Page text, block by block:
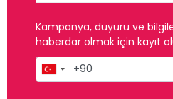
Kampanya, duyuru ve
haberdar olmak için kayıt